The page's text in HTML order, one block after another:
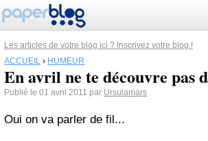
Les articles de votre blog ici ? Inscrivez votre blog !
ACCUEIL › HUMEUR
En avril ne te découvre pas
Publié le 01 avril 2011 par Ursulamars
Oui on va parler de fil...